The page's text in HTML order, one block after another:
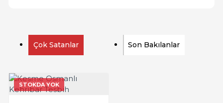
Çok Satanlar Son Bakılanlar
STOKDA YOK